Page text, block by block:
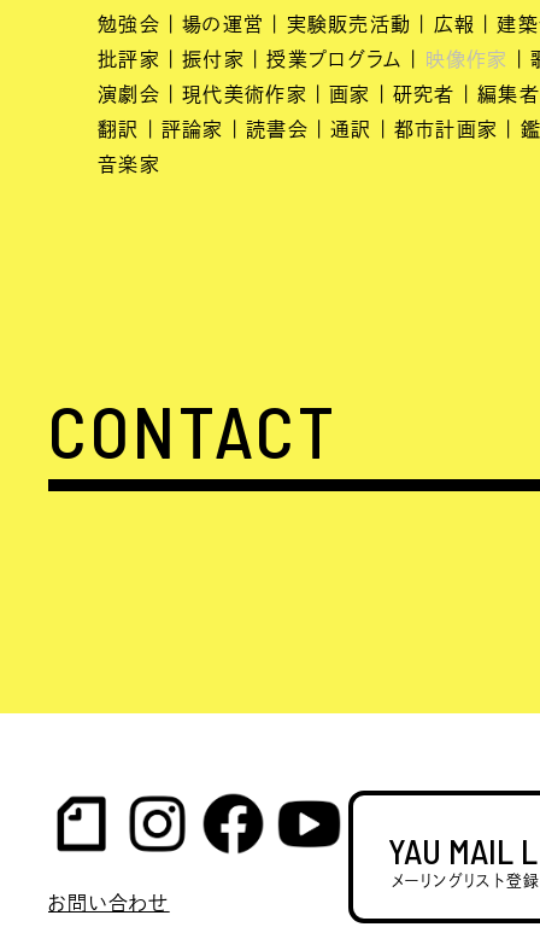
勉強会
場の運営 実験販売活動 広報
建
批評家
振付家 授業プログラム 映像作家
演劇会
現代美術作家 画家 研究者
編集者
翻訳
評論家 読書会 通訳 都市計画家
音楽家
CONTACT
YAU MAIL
メーリングリスト登
お問い合わせ